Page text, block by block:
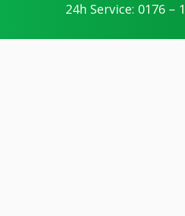
24h Service: 0176 –